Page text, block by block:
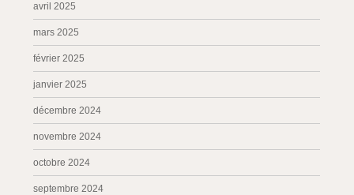
avril 2025
mars 2025
février 2025
janvier 2025
décembre 2024
novembre 2024
octobre 2024
septembre 2024